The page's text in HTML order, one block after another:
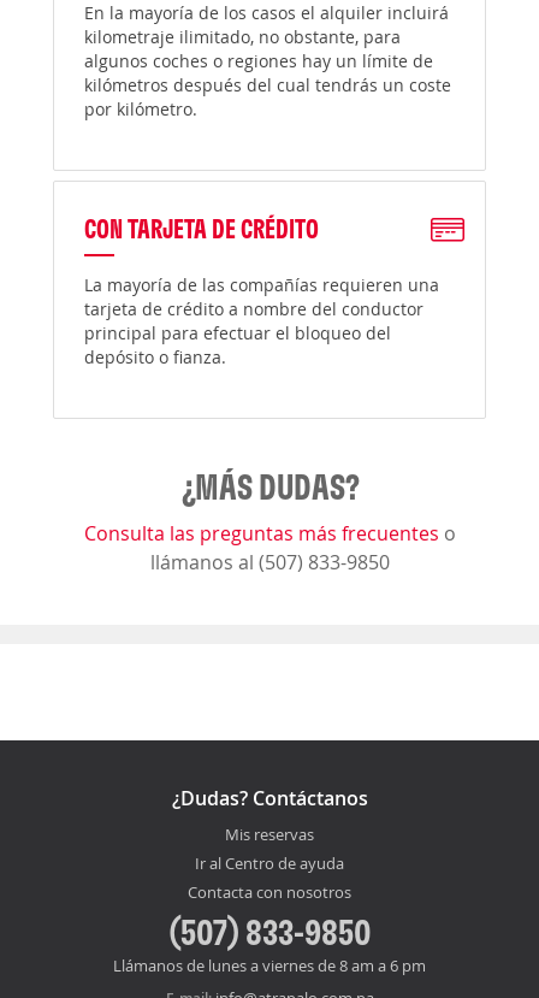
En la mayoría de los casos el alquiler incluirá
kilometraje ilimitado, no obstante, para
algunos coches o regiones hay un límite de
kilómetros después del cual tendrás un coste
por kilómetro.
CON TARJETA DE CRÉDITO
La mayoría de las compañías requieren una
tarjeta de crédito a nombre del conductor
principal para efectuar el bloqueo del
depósito o fianza.
¿MÁS DUDAS?
Consulta las preguntas más frecuentes o
llámanos al (507) 833-9850
¿Dudas? Contáctanos
Mis reservas
Ir al Centro de ayuda
Contacta con nosotros
(507) 833-9850
Llámanos de lunes a viernes de 8 am a 6 pm